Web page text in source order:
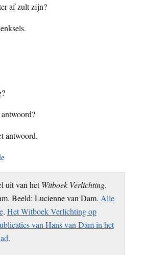
af zult zijn?
antwoord.
uit van hetWitboek Verlichting.
Beeld: Lucienne van Dam. Alle
. Het Witboek Verlichting op
van Hans van Dam in het
.